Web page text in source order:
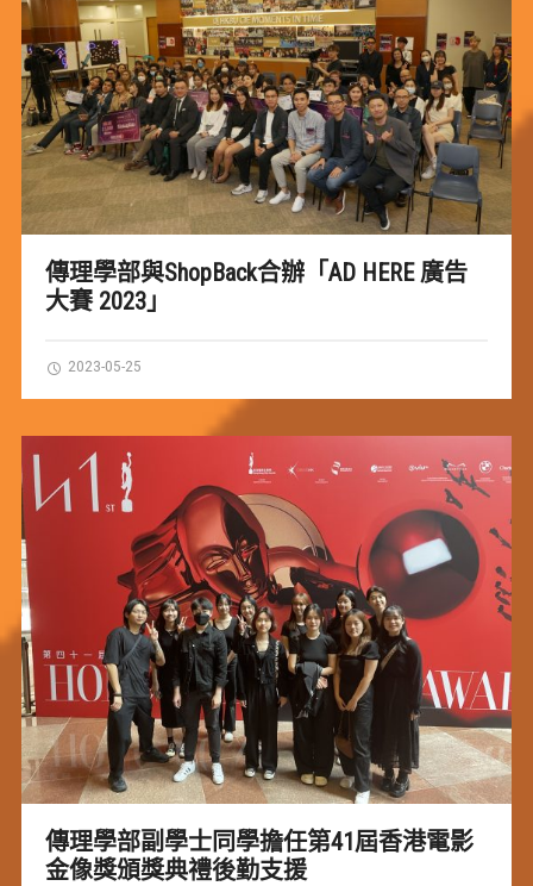
傳理學部與ShopBack合辦「AD HERE 廣告
大賽 2023」
2023-05-25
傳理學部副學士同學擔任第41屆香港電影
金像獎頒獎典禮後勤支援